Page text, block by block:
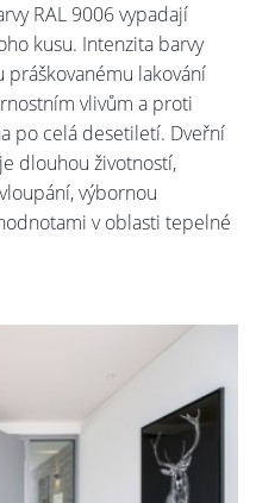
RAL 9006 vypadají
kusu. Intenzita barvy
práškovanému lakování
vlivům a proti
po celá desetiletí. Dveřní
dlouhou životností,
výbornou
v oblasti tepelné